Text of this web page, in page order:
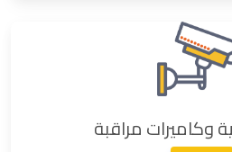
وكاميرات مراقبة